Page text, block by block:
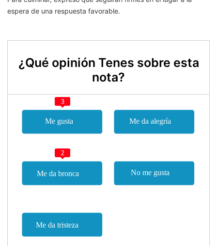
espera de una respuesta favorable.
¿Qué opinión Tenes sobre esta
nota?
3
2